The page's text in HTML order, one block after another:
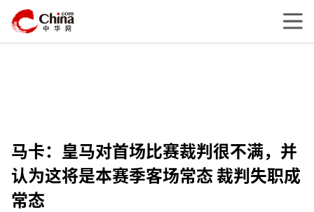
马卡：皇马对首场比赛裁判很不满，并
认为这将是本赛季客场常态 裁判失职成
常态